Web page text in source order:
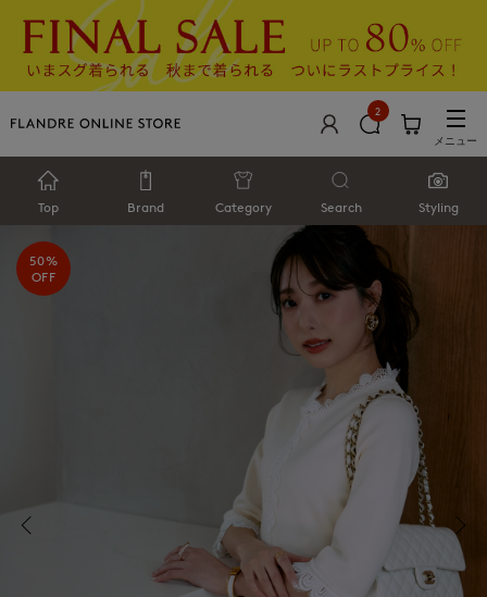
2
メニュー
Top Brand Category Search Styling
50%
OFF